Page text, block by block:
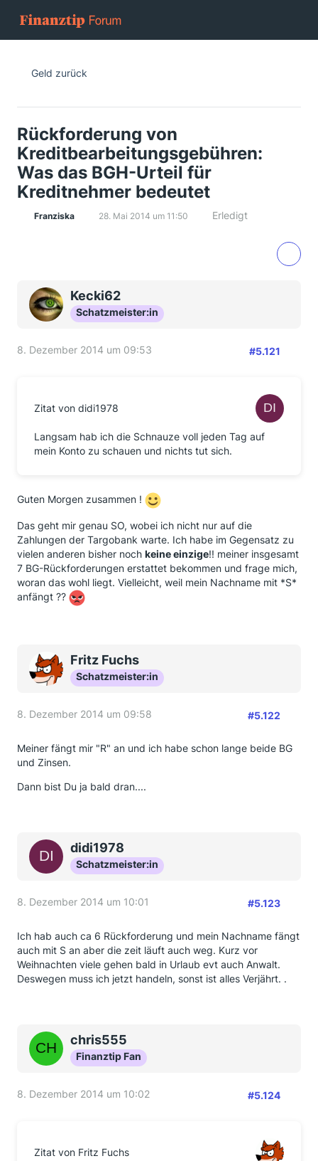
Geld zurück
Rückforderung von
Kreditbearbeitungsgebühren:
Was das BGH-Urteil für
Kreditnehmer bedeutet
Franziska 28. Mai 2014 um 11:50 Erledigt
Kecki62
Schatzmeister:in
8. Dezember 2014 um 09:53 #5.121
Zitat von didi1978
Langsam hab ich die Schnauze voll jeden Tag auf
mein Konto zu schauen und nichts tut sich.
Guten Morgen zusammen !
Das geht mir genau SO, wobei ich nicht nur auf die
Zahlungen der Targobank warte. Ich habe im Gegensatz zu
vielen anderen bisher noch keine einzige!! meiner insgesamt
7 BG-Rückforderungen erstattet bekommen und frage mich,
woran das wohl liegt. Vielleicht, weil mein Nachname mit *S*
anfängt ??
Fritz Fuchs
Schatzmeister:in
8. Dezember 2014 um 09:58 #5.122
Meiner fängt mir "R" an und ich habe schon lange beide BG
und Zinsen.
Dann bist Du ja bald dran....
didi1978
Schatzmeister:in
8. Dezember 2014 um 10:01 #5.123
Ich hab auch ca 6 Rückforderung und mein Nachname fängt
auch mit S an aber die zeit läuft auch weg. Kurz vor
Weihnachten viele gehen bald in Urlaub evt auch Anwalt.
Deswegen muss ich jetzt handeln, sonst ist alles Verjährt. .
chris555
Finanztip Fan
8. Dezember 2014 um 10:02 #5.124
Zitat von Fritz Fuchs